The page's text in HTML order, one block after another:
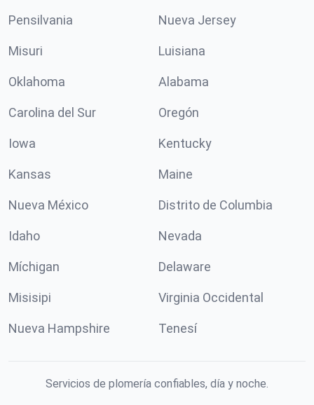
Pensilvania Nueva Jersey
Misuri Luisiana
Oklahoma Alabama
Carolina del Sur Oregón
Iowa Kentucky
Kansas Maine
Nueva México Distrito de Columbia
Idaho Nevada
Míchigan Delaware
Misisipi Virginia Occidental
Nueva Hampshire Tenesí
Servicios de plomería confiables, día y noche.